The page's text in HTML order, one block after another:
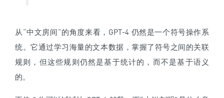
从“中文房间”的角度来看，GPT-4 仍然是一个符号操作系
统。它通过学习海量的文本数据，掌握了符号之间的关联
规则，但这些规则仍然是基于统计的，而不是基于语义
的。